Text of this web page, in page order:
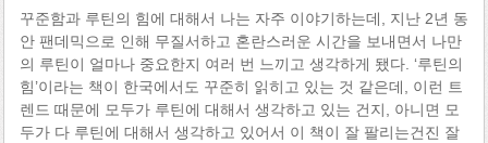
꾸준함과 루틴의 힘에 대해서 나는 자주 이야기하는데, 지난 2년 동
안 팬데믹으로 인해 무질서하고 혼란스러운 시간을 보내면서 나만
의 루틴이 얼마나 중요한지 여러 번 느끼고 생각하게 됐다. ‘루틴의
힘’이라는 책이 한국에서도 꾸준히 읽히고 있는 것 같은데, 이런 트
렌드 때문에 모두가 루틴에 대해서 생각하고 있는 건지, 아니면 모
두가 다 루틴에 대해서 생각하고 있어서 이 책이 잘 팔리는건진 잘